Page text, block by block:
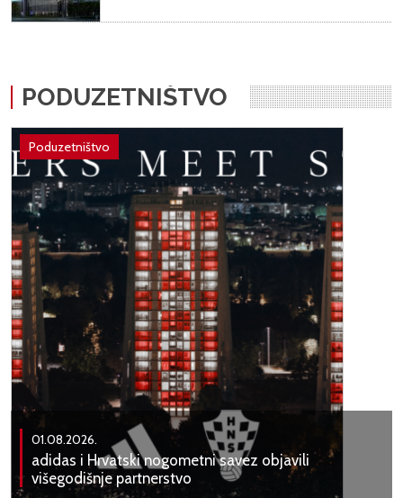
PODUZETNIŠTVO
Poduzetništvo
01.08.2026.
adidas i Hrvatski nogometni savez objavili
višegodišnje partnerstvo